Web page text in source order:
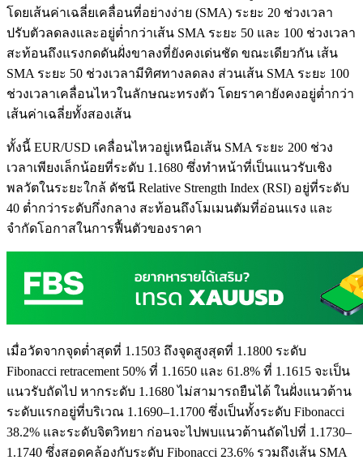
โดยเส้นค่าเฉลี่ยเคลื่อนที่อย่างง่าย (SMA) ระยะ 20 ช่วงเวลา
ปรับตัวลดลงและอยู่ต่ำกว่าเส้น SMA ระยะ 50 และ 100 ช่วงเวลา
สะท้อนถึงแรงกดดันฝั่งขาลงที่ยังคงเด่นชัด ขณะเดียวกัน เส้น
SMA ระยะ 50 ช่วงเวลามีทิศทางลดลง ส่วนเส้น SMA ระยะ 100
ช่วงเวลาเคลื่อนไหวในลักษณะทรงตัว โดยราคายังคงอยู่ต่ำกว่า
เส้นค่าเฉลี่ยทั้งสองเส้น
ทั้งนี้ EUR/USD เคลื่อนไหวอยู่เหนือเส้น SMA ระยะ 200 ช่วง
เวลาเพียงเล็กน้อยที่ระดับ 1.1680 ซึ่งทำหน้าที่เป็นแนวรับเชิง
พลวัตในระยะใกล้ ดัชนี Relative Strength Index (RSI) อยู่ที่ระดับ
40 ต่ำกว่าระดับกึ่งกลาง สะท้อนถึงโมเมนตัมที่อ่อนแรง และ
จำกัดโอกาสในการฟื้นตัวของราคา
เมื่อวัดจากจุดต่ำสุดที่ 1.1503 ถึงจุดสูงสุดที่ 1.1800 ระดับ
Fibonacci retracement 50% ที่ 1.1650 และ 61.8% ที่ 1.1615 จะเป็น
แนวรับถัดไป หากระดับ 1.1680 ไม่สามารถยืนได้ ในฝั่งแนวต้าน
ระดับแรกอยู่ที่บริเวณ 1.1690–1.1700 ซึ่งเป็นทั้งระดับ Fibonacci
38.2% และระดับจิตวิทยา ก่อนจะไปพบแนวต้านถัดไปที่ 1.1730–
1.1740 ซึ่งสอดคล้องกับระดับ Fibonacci 23.6% รวมถึงเส้น SMA